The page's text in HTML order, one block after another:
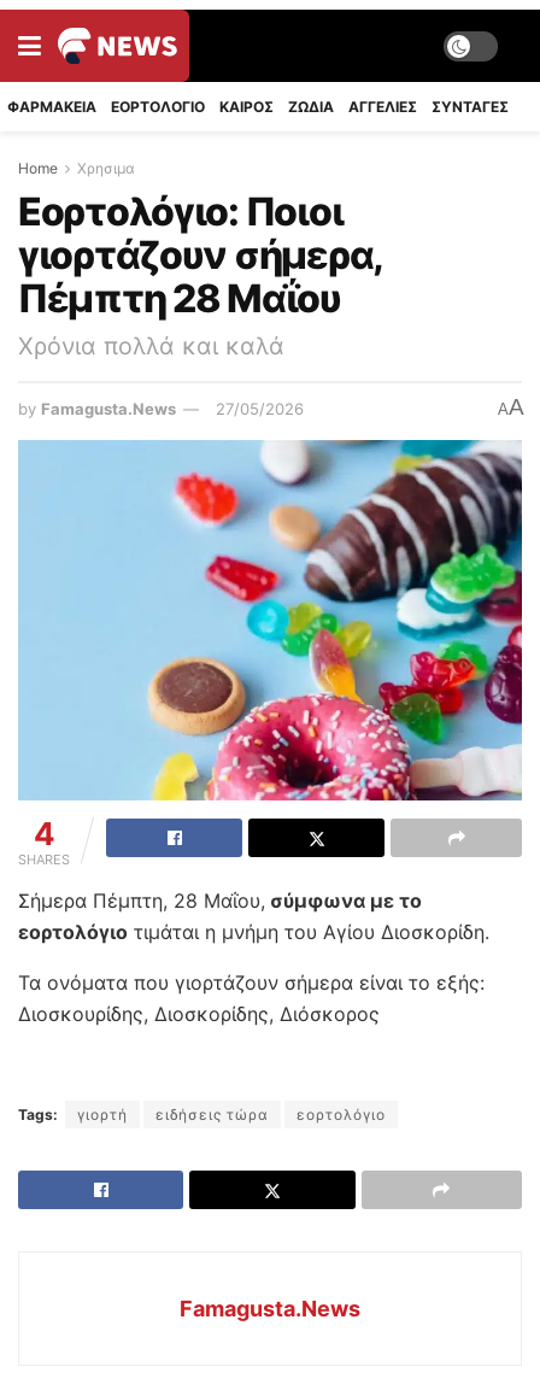
ΦΑΡΜΑΚΕΙΑ ΕΟΡΤΟΛΟΓΙΟ ΚΑΙΡΟΣ ΖΩΔΙΑ ΑΓΓΕΛΙΕΣ ΣΥΝΤΑΓΈΣ
Home Χρησιμα
Εορτολόγιο: Ποιοι
γιορτάζουν σήμερα,
Πέμπτη 28 Μαΐου
Χρόνια πολλά και καλά
by Famagusta.News 27/05/2026 AA
4
SHARES
Σήμερα Πέμπτη, 28 Μαΐου, σύμφωνα με το
εορτολόγιο τιμάται η μνήμη του Αγίου Διοσκορίδη.
Τα ονόματα που γιορτάζουν σήμερα είναι το εξής:
Διοσκουρίδης, Διοσκορίδης, Διόσκορος
Tags: γιορτή ειδήσεις τώρα εορτολόγιο
Famagusta.News